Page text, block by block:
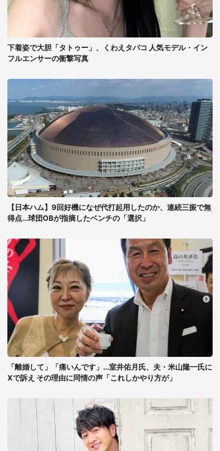
下着姿で大胆「タトゥー」、くわえタバコ 人気モデル・イン
フルエンサーの衝撃写真
【日本ハム】9回好機になぜ代打起用したのか、連続三振で無
得点...球団OBが指摘したベンチの「選択」
「離婚して」「痛いんです」...室井佑月氏、夫・米山隆一氏に
Xで訴え その理由に同情の声「これしかやり方が」